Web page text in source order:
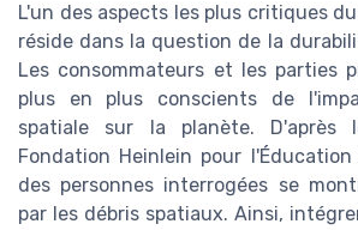
L'un des aspects les plus critiques
réside dans la question de la
Les consommateurs et les parties
plus en plus conscients de
spatiale sur la planète.
Fondation Heinlein pour
des personnes interrogées se
par les débris spatiaux. Ainsi,